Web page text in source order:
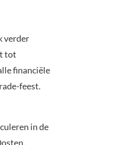
verder
tot
financiële
feest.
in de